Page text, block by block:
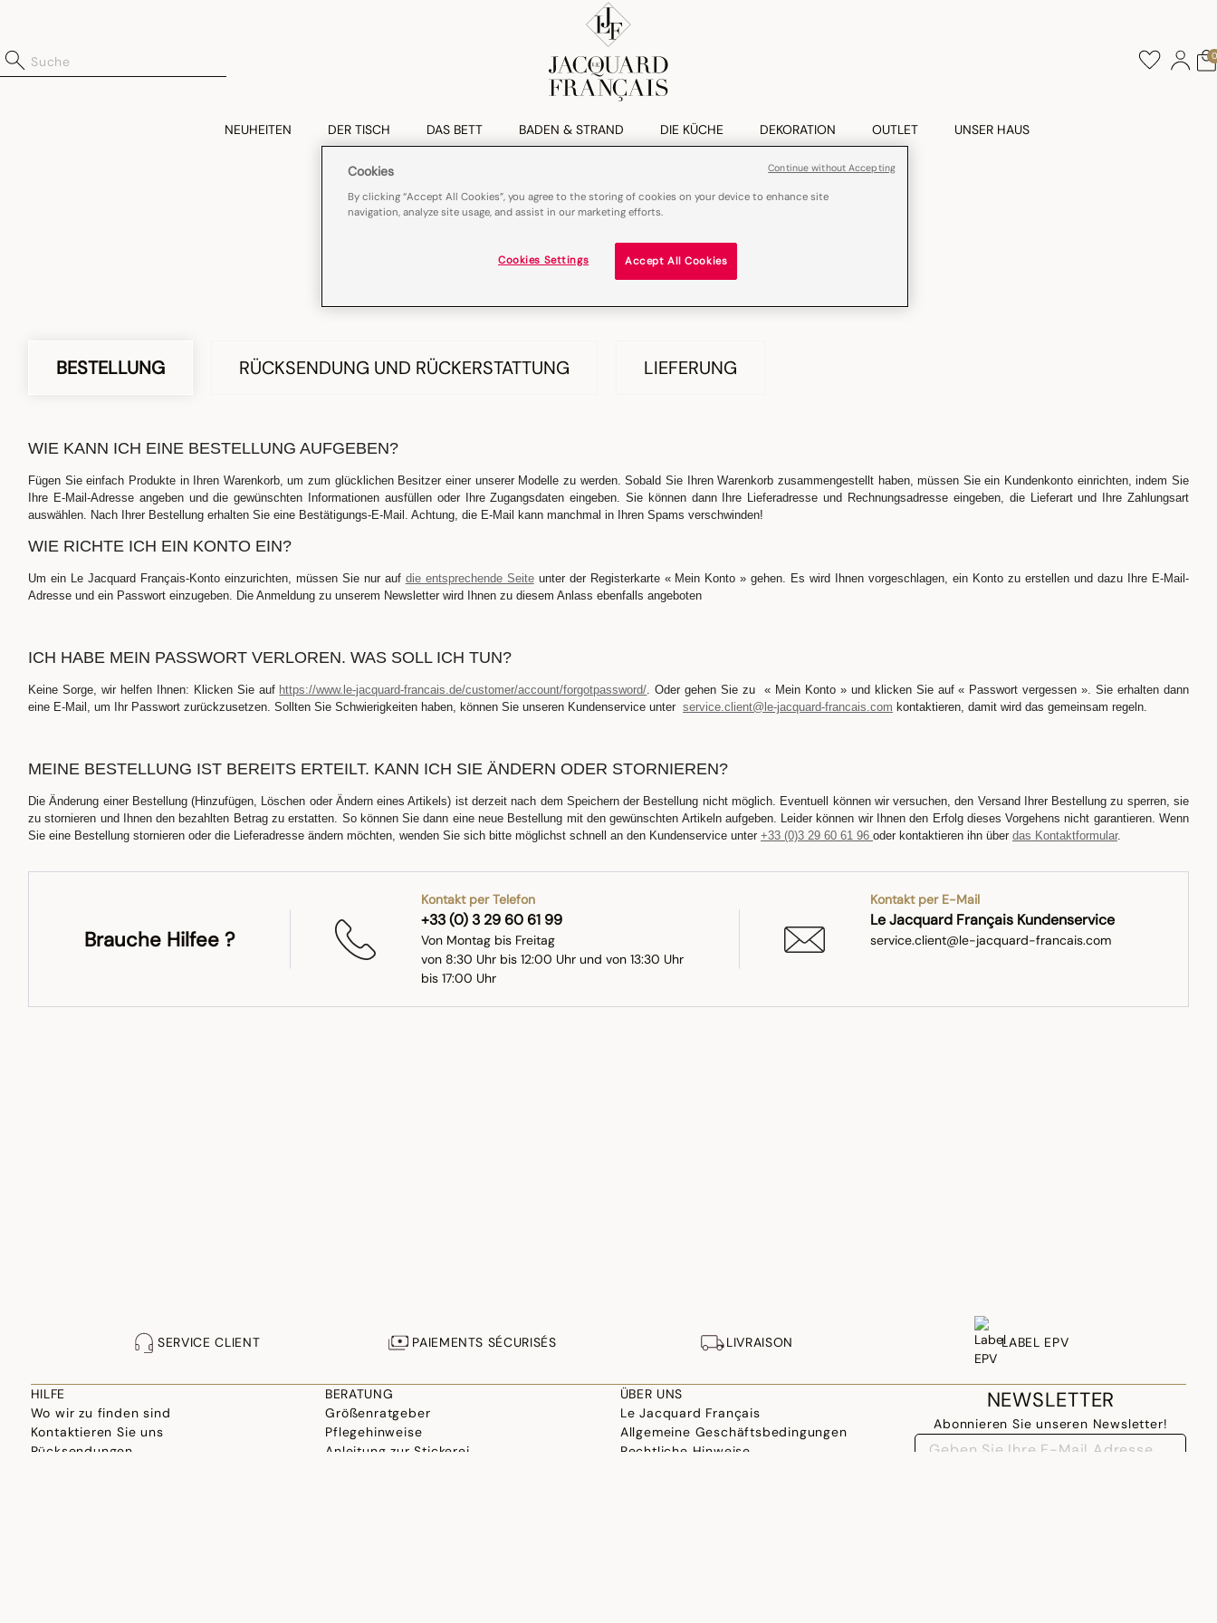
0
NEUHEITEN DER TISCH DAS BETT BADEN & STRAND DIE KÜCHE DEKORATION OUTLET UNSER HAUS
BESTELLUNG RÜCKSENDUNG UND RÜCKERSTATTUNG LIEFERUNG
WIE KANN ICH EINE BESTELLUNG AUFGEBEN?
Fügen Sie einfach Produkte in Ihren Warenkorb, um zum glücklichen Besitzer einer unserer Modelle zu werden. Sobald Sie Ihren Warenkorb zusammengestellt haben, müssen Sie ein Kundenkonto einrichten, indem Sie
Ihre E-Mail-Adresse angeben und die gewünschten Informationen ausfüllen oder Ihre Zugangsdaten eingeben. Sie können dann Ihre Lieferadresse und Rechnungsadresse eingeben, die Lieferart und Ihre Zahlungsart
auswählen. Nach Ihrer Bestellung erhalten Sie eine Bestätigungs-E-Mail. Achtung, die E-Mail kann manchmal in Ihren Spams verschwinden!
WIE RICHTE ICH EIN KONTO EIN?
Um ein Le Jacquard Français-Konto einzurichten, müssen Sie nur auf die entsprechende Seiteunter der Registerkarte « Mein Konto » gehen. Es wird Ihnen vorgeschlagen, ein Konto zu erstellen und dazu Ihre E-Mail-
Adresse und ein Passwort einzugeben. Die Anmeldung zu unserem Newsletter wird Ihnen zu diesem Anlass ebenfalls angeboten
ICH HABE MEIN PASSWORT VERLOREN. WAS SOLL ICH TUN?
Keine Sorge, wir helfen Ihnen: Klicken Sie auf https://www.le-jacquard-francais.de/customer/account/forgotpassword/. Oder gehen Sie zu « Mein Konto » und klicken Sie auf « Passwort vergessen ». Sie erhalten dann
eine E-Mail, um Ihr Passwort zurückzusetzen. Sollten Sie Schwierigkeiten haben, können Sie unseren Kundenservice unter service.client@le-jacquard-francais.com kontaktieren, damit wird das gemeinsam regeln.
MEINE BESTELLUNG IST BEREITS ERTEILT. KANN ICH SIE ÄNDERN ODER STORNIEREN?
Die Änderung einer Bestellung (Hinzufügen, Löschen oder Ändern eines Artikels) ist derzeit nach dem Speichern der Bestellung nicht möglich. Eventuell können wir versuchen, den Versand Ihrer Bestellung zu sperren, sie
zu stornieren und Ihnen den bezahlten Betrag zu erstatten. So können Sie dann eine neue Bestellung mit den gewünschten Artikeln aufgeben. Leider können wir Ihnen den Erfolg dieses Vorgehens nicht garantieren. Wenn
Sie eine Bestellung stornieren oder die Lieferadresse ändern möchten, wenden Sie sich bitte möglichst schnell an den Kundenservice unter +33 (0)3 29 60 61 96 oder kontaktieren ihn über das Kontaktformular.
Brauche Hilfee ?
Kontakt per Telefon
+33 (0) 3 29 60 61 99
Von Montag bis Freitag
von 8:30 Uhr bis 12:00 Uhr und von 13:30 Uhr
bis 17:00 Uhr
Kontakt per E-Mail
Le Jacquard Français Kundenservice
service.client@le-jacquard-francais.com
SERVICE CLIENT PAIEMENTS SÉCURISÉS LIVRAISON LABEL EPV
HILFE
Wo wir zu finden sind
Kontaktieren Sie uns
Rücksendungen
BERATUNG
Größenratgeber
Pflegehinweise
Anleitung zur Stickerei
ÜBER UNS
Le Jacquard Français
Allgemeine Geschäftsbedingungen
Rechtliche Hinweise
NEWSLETTER
Abonnieren Sie unseren Newsletter!
Cookies
By clicking “Accept All Cookies”, you agree to the storing of cookies on your device to enhance site
navigation, analyze site usage, and assist in our marketing efforts.
Accept All Cookies
Cookies Settings
Continue without Accepting